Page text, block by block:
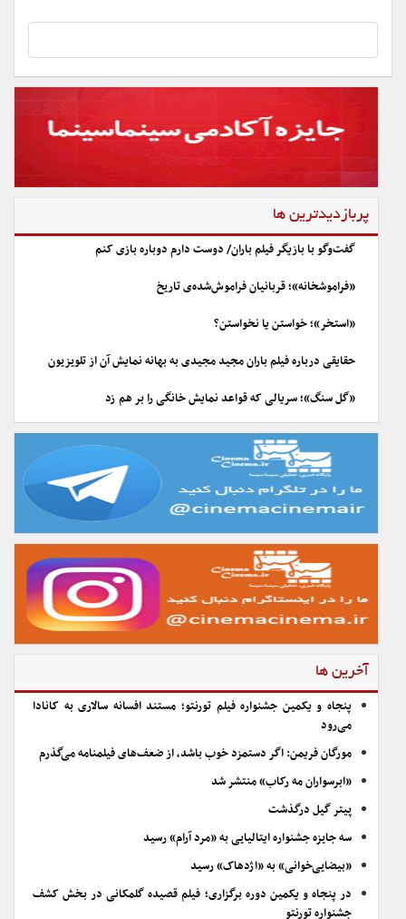
پربازدیدترین ها
گفت‌وگو با بازیگر فیلم باران/ دوست دارم دوباره بازی کنم
«فراموشخانه»؛ قربانیان فراموش‌شده‌ی تاریخ
«استخر»؛ خواستن یا نخواستن؟
حقایقی درباره فیلم باران مجید مجیدی به بهانه نمایش آن از تلویزیون
«گل سنگ»؛ سریالی که قواعد نمایش خانگی را بر هم زد
آخرین ها
پنجاه و یکمین جشنواره فیلم تورنتو؛ مستند افسانه سالاری به کانادا
می‌رود
مورگان فریمن: اگر دستمزد خوب باشد، از ضعف‌های فیلمنامه می‌گذرم
«ابرسواران مه رکاب» منتشر شد
پیتر گیل درگذشت
سه جایزه جشنواره ایتالیایی به «مرد آرام» رسید
«بیضایی‌خوانی» به «اژدهاک» رسید
در پنجاه و یکمین دوره برگزاری؛ فیلم قصیده گلمکانی در بخش کشف
جشنواره تورنتو